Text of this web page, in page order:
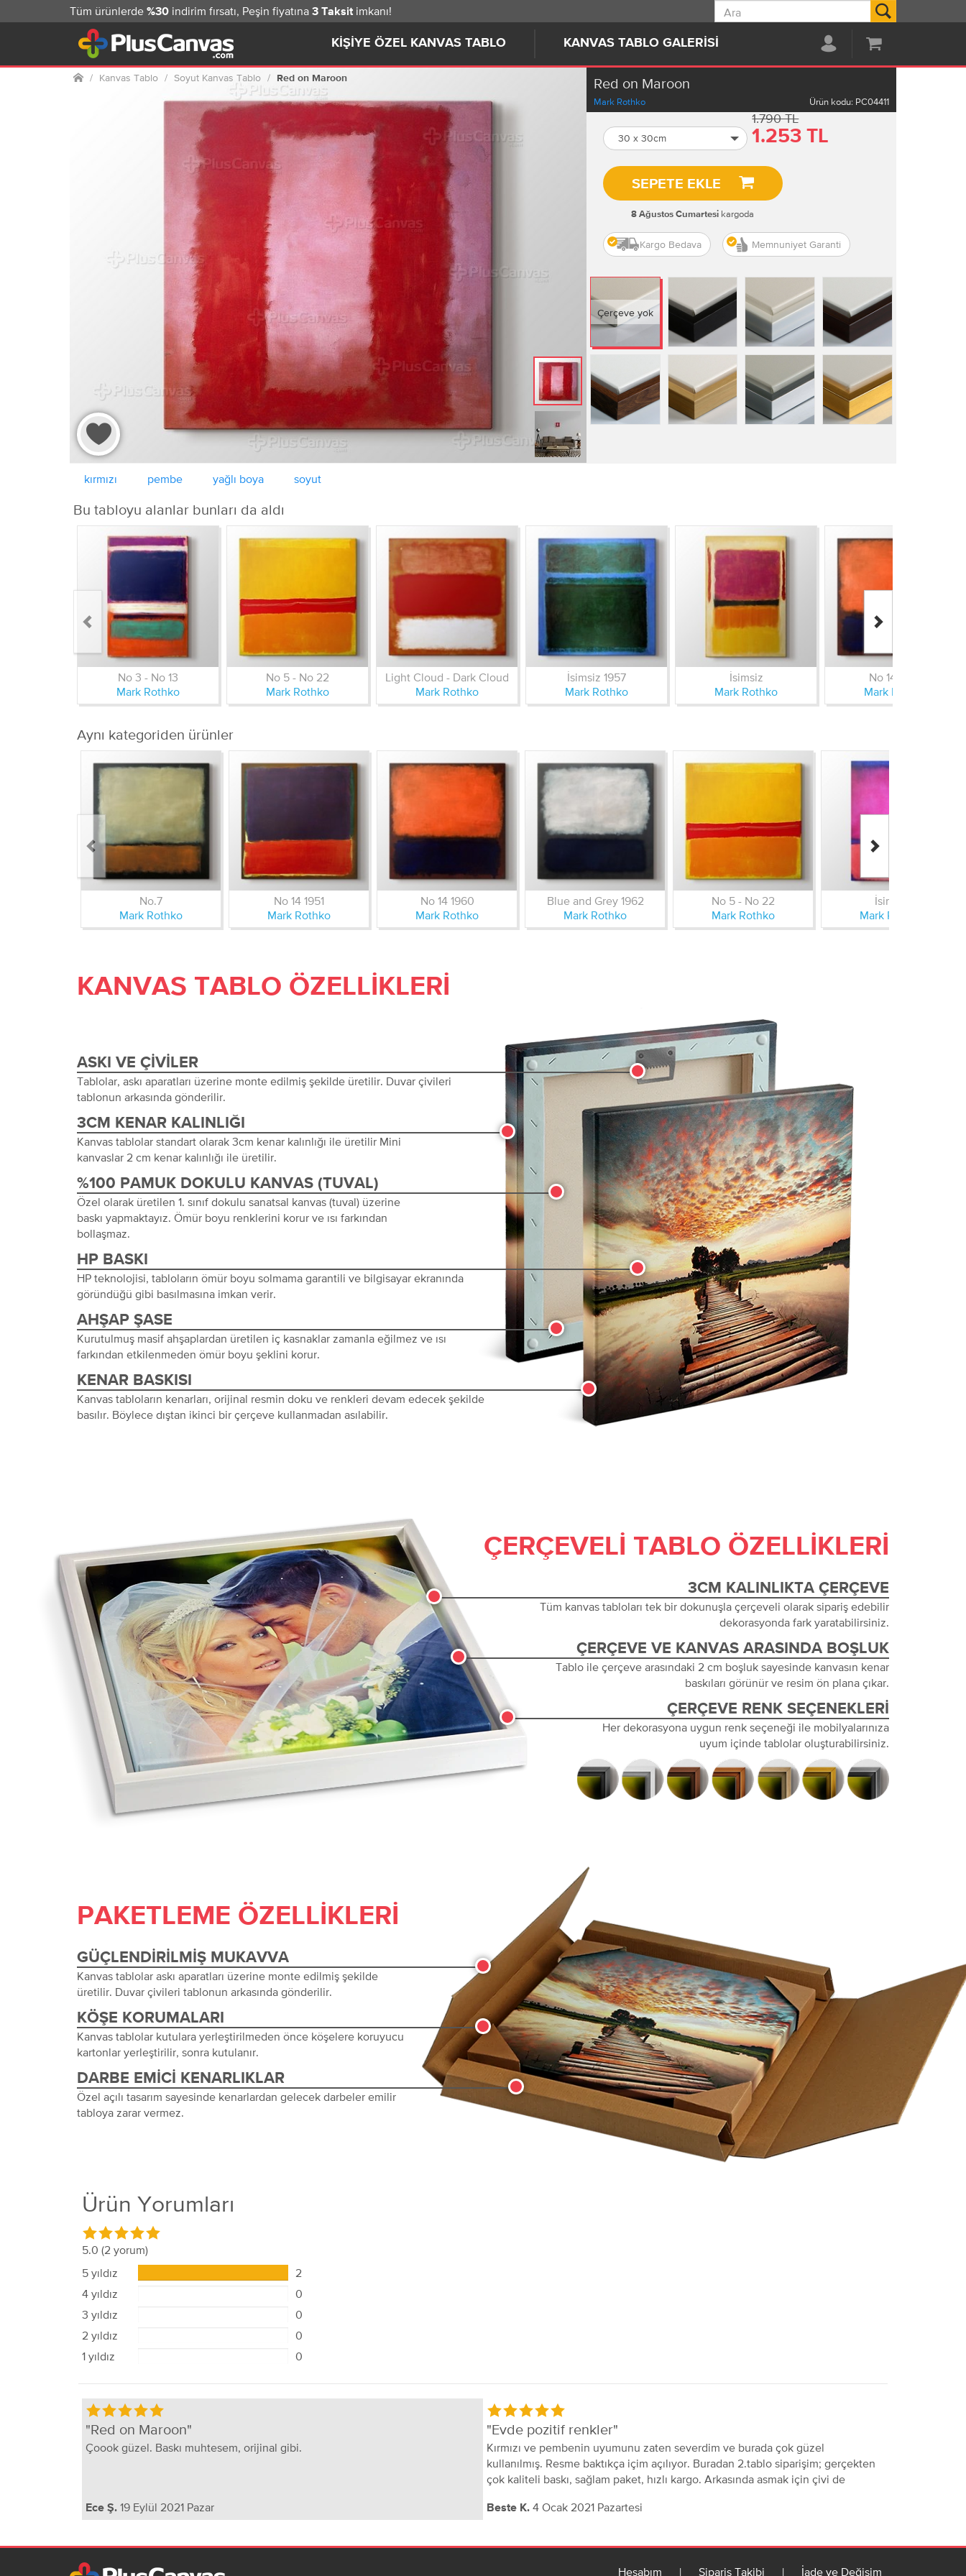
KIŞIYE ÖZEL KANVAS TABLO KANVAS TABLO GALERISI
Tüm ürünlerde %30 indirim fırsatı, Peşin fiyatına 3 Taksit imkanı!
Ana sayfa
Kanvas Tablo Soyut Kanvas Tablo Red on Maroon Red on Maroon
Mark Rothko Ürün kodu: PC04411
30 x 30cm
1.790 TL
1.253 TL
SEPETE EKLE
8 Ağustos Cumartesi kargoda
Kargo Bedava Memnuniyet Garanti
Çerçeve yok
kırmızı pembe yağlı boya soyut
Bu tabloyu alanlar bunları da aldı
No 3 - No 13
Mark Rothko
No 5 - No 22
Mark Rothko
Light Cloud - Dark Cloud
Mark Rothko
İsimsiz 1957
Mark Rothko
İsimsiz
Mark Rothko
No 14 1960
Mark Rothko
Aynı kategoriden ürünler
No.7
Mark Rothko
No 14 1951
Mark Rothko
No 14 1960
Mark Rothko
Blue and Grey 1962
Mark Rothko
No 5 - No 22
Mark Rothko
İsimsiz
Mark Rothko
KANVAS TABLO ÖZELLIKLERI
ASKI VE ÇIVILER
Tablolar, askı aparatları üzerine monte edilmiş şekilde üretilir. Duvar çivileri
tablonun arkasında gönderilir.
3CM KENAR KALINLIĞI
Kanvas tablolar standart olarak 3cm kenar kalınlığı ile üretilir Mini
kanvaslar 2 cm kenar kalınlığı ile üretilir.
%100 PAMUK DOKULU KANVAS (TUVAL)
Özel olarak üretilen 1. sınıf dokulu sanatsal kanvas (tuval) üzerine
baskı yapmaktayız. Ömür boyu renklerini korur ve ısı farkından
bollaşmaz.
HP BASKI
HP teknolojisi, tabloların ömür boyu solmama garantili ve bilgisayar ekranında
göründüğü gibi basılmasına imkan verir.
AHŞAP ŞASE
Kurutulmuş masif ahşaplardan üretilen iç kasnaklar zamanla eğilmez ve ısı
farkından etkilenmeden ömür boyu şeklini korur.
KENAR BASKISI
Kanvas tabloların kenarları, orijinal resmin doku ve renkleri devam edecek şekilde
basılır. Böylece dıştan ikinci bir çerçeve kullanmadan asılabilir.
ÇERÇEVELI TABLO ÖZELLIKLERI
3CM KALINLIKTA ÇERÇEVE
Tüm kanvas tabloları tek bir dokunuşla çerçeveli olarak sipariş edebilir
dekorasyonda fark yaratabilirsiniz.
ÇERÇEVE VE KANVAS ARASINDA BOŞLUK
Tablo ile çerçeve arasındaki 2 cm boşluk sayesinde kanvasın kenar
baskıları görünür ve resim ön plana çıkar.
ÇERÇEVE RENK SEÇENEKLERI
Her dekorasyona uygun renk seçeneği ile mobilyalarınıza
uyum içinde tablolar oluşturabilirsiniz.
PAKETLEME ÖZELLIKLERI
GÜÇLENDIRILMIŞ MUKAVVA
Kanvas tablolar askı aparatları üzerine monte edilmiş şekilde
üretilir. Duvar çivileri tablonun arkasında gönderilir.
KÖŞE KORUMALARI
Kanvas tablolar kutulara yerleştirilmeden önce köşelere koruyucu
kartonlar yerleştirilir, sonra kutulanır.
DARBE EMICI KENARLIKLAR
Özel açılı tasarım sayesinde kenarlardan gelecek darbeler emilir
tabloya zarar vermez.
Ürün Yorumları
5.0 (2 yorum)
5 yıldız
2
4 yıldız
0
3 yıldız
0
2 yıldız
0
1 yıldız
0
Red on Maroon
Çoook güzel. Baskı muhtesem, orijinal gibi.
Ece Ş. 19 Eylül 2021 Pazar
Evde pozitif renkler
Kırmızı ve pembenin uyumunu zaten severdim ve burada çok güzel
kullanılmış. Resme baktıkça içim açılıyor. Buradan 2.tablo siparişim; gerçekten
çok kaliteli baskı, sağlam paket, hızlı kargo. Arkasında asmak için çivi de
Beste K. 4 Ocak 2021 Pazartesi
Hesabım | Sipariş Takibi | İade ve Değişim